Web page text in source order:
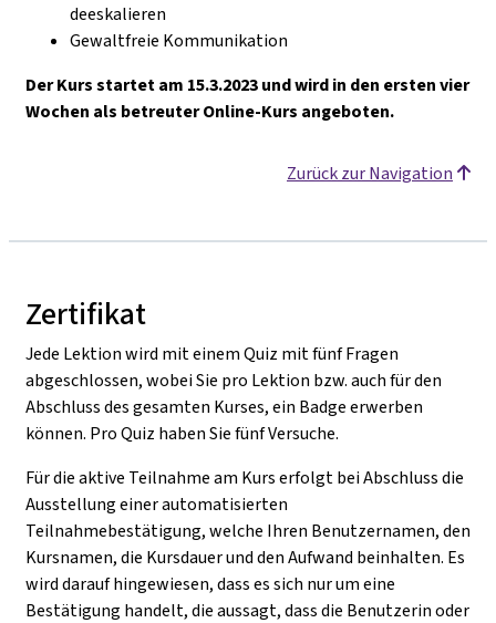
deeskalieren
Gewaltfreie Kommunikation
Der Kurs startet am 15.3.2023 und wird in den ersten vier
Wochen als betreuter Online-Kurs angeboten.
Zurück zur Navigation
Zertifikat
Jede Lektion wird mit einem Quiz mit fünf Fragen
abgeschlossen, wobei Sie pro Lektion bzw. auch für den
Abschluss des gesamten Kurses, ein Badge erwerben
können. Pro Quiz haben Sie fünf Versuche.
Für die aktive Teilnahme am Kurs erfolgt bei Abschluss die
Ausstellung einer automatisierten
Teilnahmebestätigung, welche Ihren Benutzernamen, den
Kursnamen, die Kursdauer und den Aufwand beinhalten. Es
wird darauf hingewiesen, dass es sich nur um eine
Bestätigung handelt, die aussagt, dass die Benutzerin oder